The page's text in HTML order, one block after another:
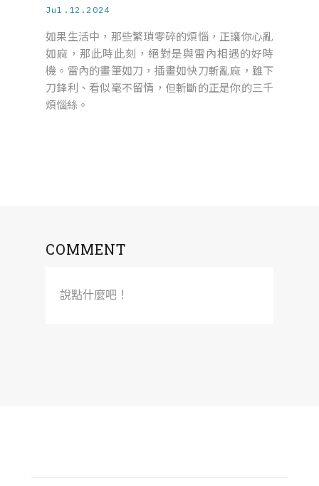
Jul.12.2024
如果生活中，那些繁瑣零碎的煩惱，正讓你心亂
如麻，那此時此刻，絕對是與雷內相遇的好時
機。雷內的畫筆如刀，插畫如快刀斬亂麻，雖下
刀鋒利、看似毫不留情，但斬斷的正是你的三千
煩惱絲。
COMMENT
說點什麼吧！